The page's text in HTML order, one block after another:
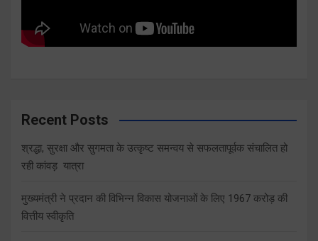
Recent Posts
श्रद्धा, सुरक्षा और सुगमता के उत्कृष्ट समन्वय से सफलतापूर्वक संचालित हो
रही कांवड़ यात्रा
मुख्यमंत्री ने प्रदान की विभिन्न विकास योजनाओं के लिए 1967 करोड़ की
वित्तीय स्वीकृति